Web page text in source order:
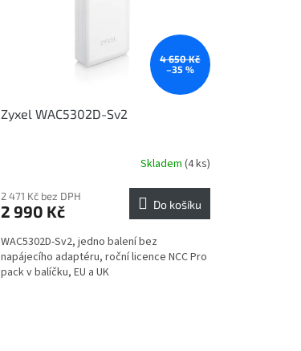
4 650 Kč
–35 %
Zyxel WAC5302D-Sv2
Skladem (4 ks)
2 471 Kč bez DPH
2 990 Kč Do košíku
WAC5302D-Sv2, jedno balení bez
napájecího adaptéru, roční licence NCC Pro
pack v balíčku, EU a UK